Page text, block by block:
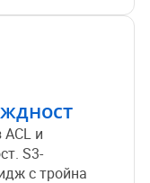
и
S3-
с тройна